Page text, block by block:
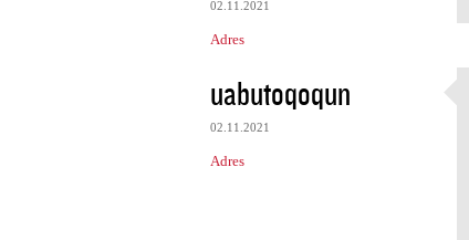
02.11.2021
Adres
uabutoqoqun
02.11.2021
Adres